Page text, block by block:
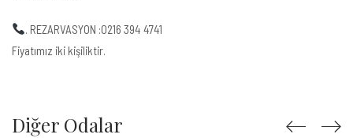
. REZARVASYON :0216 394 4741
Fiyatımız iki kişiliktir.
Diğer Odalar